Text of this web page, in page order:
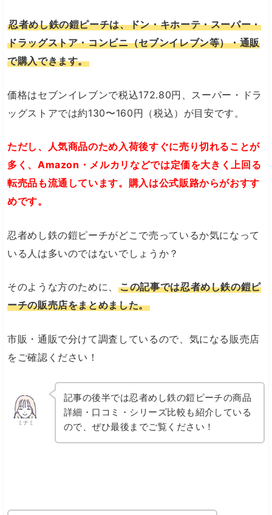
忍者めし鉄の鎧ピーチは、ドン・キホーテ・スーパー・
ドラッグストア・コンビニ（セブンイレブン等）・通販
で購入できます。
価格はセブンイレブンで税込172.80円、スーパー・ドラ
ッグストアでは約130〜160円（税込）が目安です。
ただし、人気商品のため入荷後すぐに売り切れることが
多く、Amazon・メルカリなどでは定価を大きく上回る
転売品も流通しています。購入は公式販路からがおすす
めです。
忍者めし鉄の鎧ピーチがどこで売っているか気になって
いる人は多いのではないでしょうか？
そのような方のために、この記事では忍者めし鉄の鎧ピ
ーチの販売店をまとめました。
市販・通販で分けて調査しているので、気になる販売店
をご確認ください！
ミナミ
記事の後半では忍者めし鉄の鎧ピーチの商品
詳細・口コミ・シリーズ比較も紹介している
ので、ぜひ最後までご覧ください！